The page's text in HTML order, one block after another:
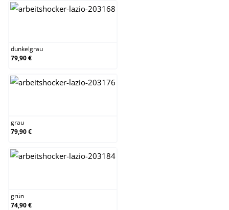
dunkelgrau
79,90 €
grau
79,90 €
grün
74,90 €